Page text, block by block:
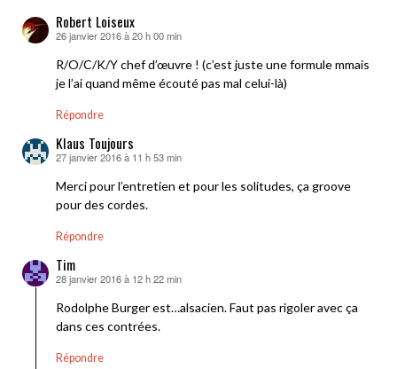
Robert Loiseux
dit :
26 janvier 2016 à 20 h 00 min
R/O/C/K/Y chef d’œuvre ! (c’est juste une formule mmais
je l’ai quand même écouté pas mal celui-là)
Répondre
Klaus Toujours
dit :
27 janvier 2016 à 11 h 53 min
Merci pour l’entretien et pour les solitudes, ça groove
pour des cordes.
Répondre
Tim
dit :
28 janvier 2016 à 12 h 22 min
Rodolphe Burger est…alsacien. Faut pas rigoler avec ça
dans ces contrées.
Répondre